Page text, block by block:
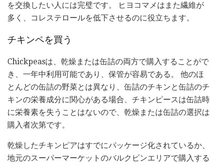
を交換したい人には完璧です。 ヒヨコマメはまた繊維が
多く、コレステロールを低下させるのに役立ちます。
チキンペを買う
Chickpeasは、乾燥または缶詰の両方で購入することがで
き、一年中利用可能であり、保管が容易である。 他のほ
とんどの缶詰の野菜とは異なり、缶詰のチキンと缶詰のチ
キンの栄養成分に関心がある場合、チキンピースは缶詰時
に栄養素を失うことはないので、乾燥または缶詰の選択は
購入者次第です。
乾燥したチキンピアはすでにパッケージ化されているか、
地元のスーパーマーケットのバルクビンエリアで購入する